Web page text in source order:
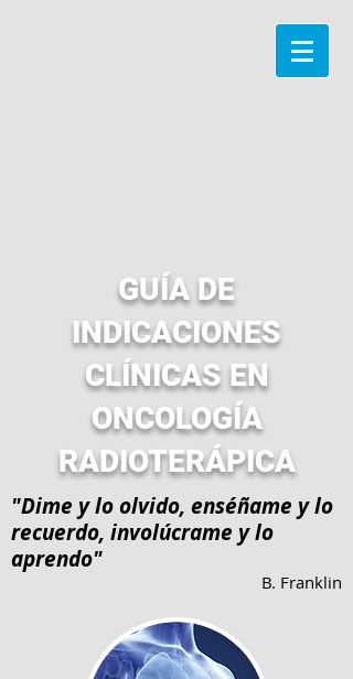
GUÍA DE
INDICACIONES
CLÍNICAS EN
ONCOLOGÍA
RADIOTERÁPICA
"Dime y lo olvido, enséñame y lo
recuerdo, involúcrame y lo
aprendo"
B. Franklin